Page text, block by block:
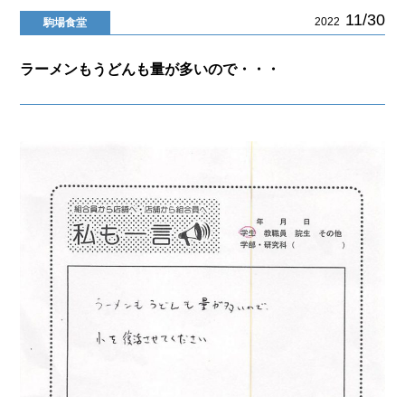
駒場食堂 2022 11/30
ラーメンもうどんも量が多いので・・・